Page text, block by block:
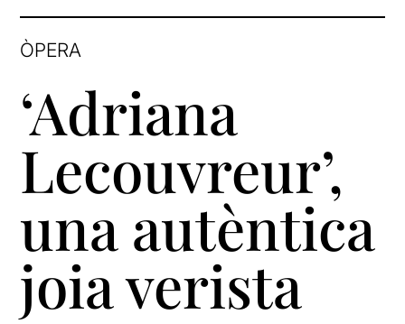
ÒPERA
‘Adriana
Lecouvreur’,
una autèntica
joia verista